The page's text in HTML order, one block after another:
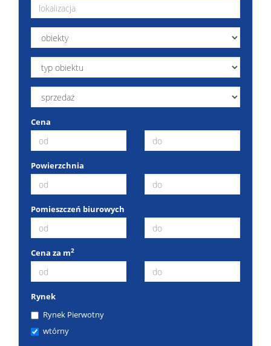
Cena
Powierzchnia
Pomieszczeń biurowych
Cena za m2
Rynek
Rynek Pierwotny
wtórny